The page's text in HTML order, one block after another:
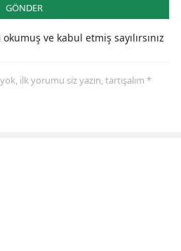
GÖNDER
okumuş ve kabul etmiş sayılırsınız
ilk yorumu siz yazın, tartışalım *